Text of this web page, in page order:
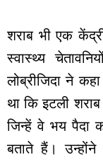
शराब भी एक
स्वास्थ्य
लोब्रीजिदा ने
था कि इटली
जिन्हें वे भय पैदा
बताते हैं। उन्होंने